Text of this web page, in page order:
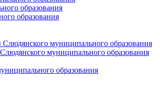
образования
образования
муниципального образования
муниципального образования
образования